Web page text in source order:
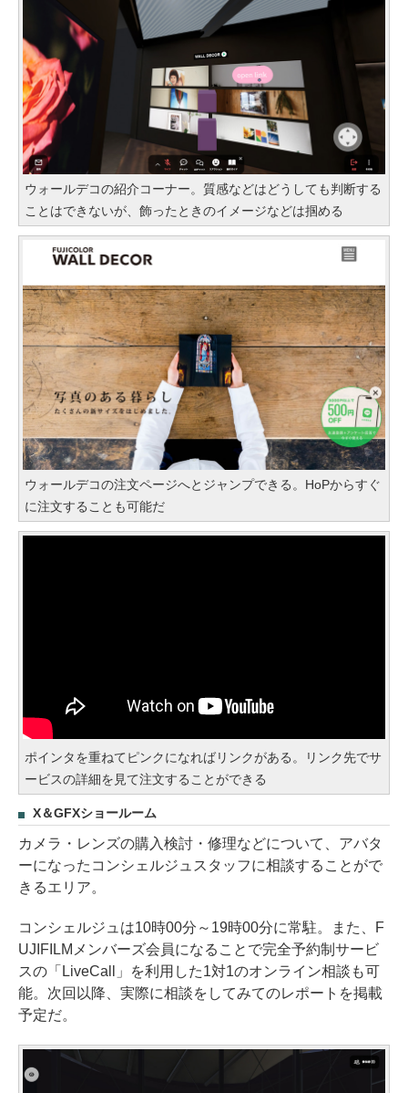
ウォールデコの紹介コーナー。質感などはどうしても判断する
ことはできないが、飾ったときのイメージなどは掴める
ウォールデコの注文ページへとジャンプできる。HoPからすぐ
に注文することも可能だ
ポインタを重ねてピンクになればリンクがある。リンク先でサ
ービスの詳細を見て注文することができる
X＆GFXショールーム
カメラ・レンズの購入検討・修理などについて、アバタ
ーになったコンシェルジュスタッフに相談することがで
きるエリア。
コンシェルジュは10時00分～19時00分に常駐。また、F
UJIFILMメンバーズ会員になることで完全予約制サービ
スの「LiveCall」を利用した1対1のオンライン相談も可
能。次回以降、実際に相談をしてみてのレポートを掲載
予定だ。